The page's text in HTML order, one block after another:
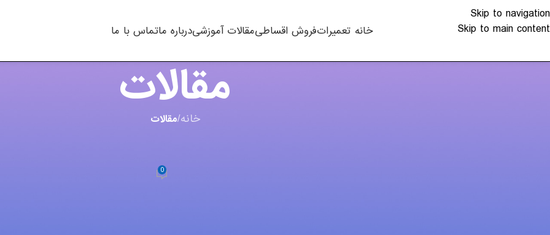
Skip to navigation
Skip to main content
خانه تعمیراتفروش اقساطیمقالات آموزشیدرباره ماتماس با ما
مقالات
خانه/مقالات
0